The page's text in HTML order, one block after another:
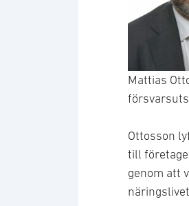
Mattias
Ottosson
till
genom att